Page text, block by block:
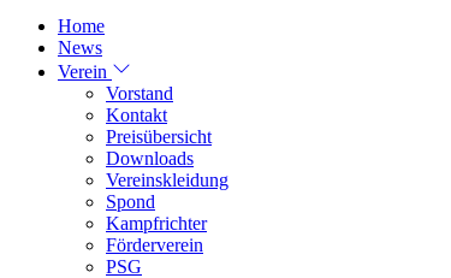
Home
News
Verein
Vorstand
Kontakt
Preisübersicht
Downloads
Vereinskleidung
Spond
Kampfrichter
Förderverein
PSG